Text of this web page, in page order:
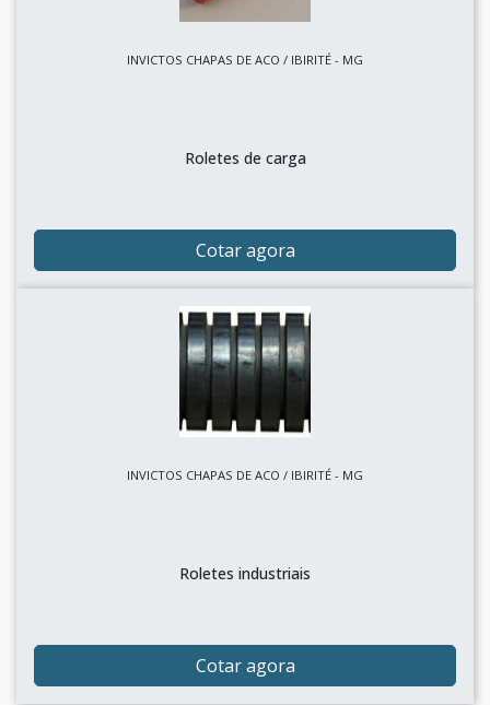
INVICTOS CHAPAS DE ACO / IBIRITÉ - MG
Roletes de carga
Cotar agora
INVICTOS CHAPAS DE ACO / IBIRITÉ - MG
Roletes industriais
Cotar agora